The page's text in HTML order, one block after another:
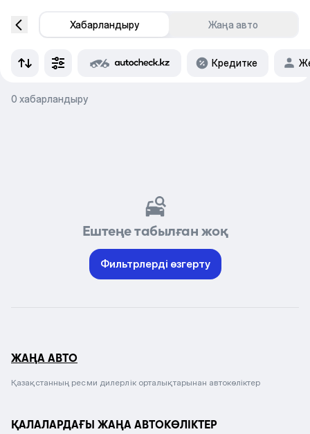
Хабарландыру Жаңа авто
Кредитке
0 хабарландыру
Ештеңе табылған жоқ
Фильтрлерді өзгерту
ЖАҢА АВТО
Қазақстанның ресми дилерлік орталықтарынан автокөліктер
ҚАЛАЛАРДАҒЫ ЖАҢА АВТОКӨЛІКТЕР